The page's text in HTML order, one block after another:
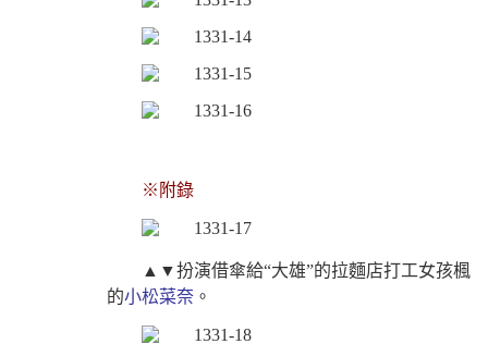
※附錄
▲▼扮演借傘給“大雄”的拉麵店打工女孩楓
的小松菜奈 。